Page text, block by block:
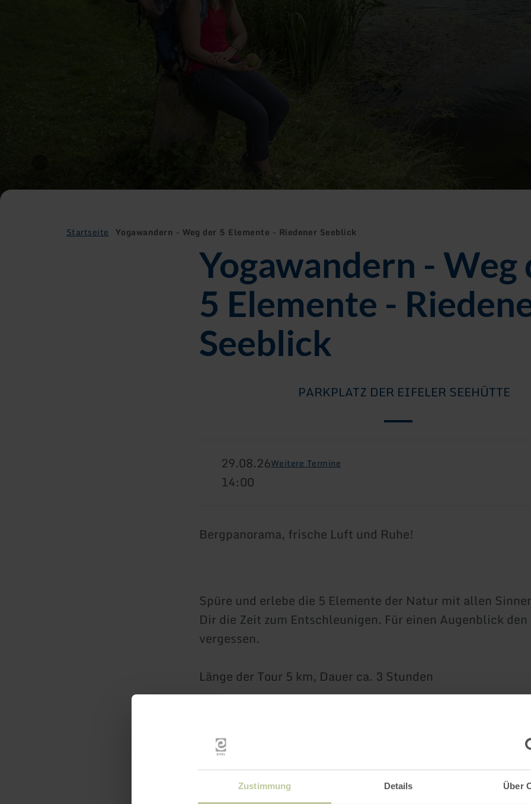
Zustimmung Details Über
Startseite Yogawandern - Weg der 5 Elemente - Riedener Seeblick
Yogawandern - Weg
5 Elemente -
Seeblick
PARKPLATZ DER EIFELER SEEHÜTTE
29.08.26Weitere Termine
14:00
Bergpanorama, frische Luft und Ruhe!
Spüre und erlebe die 5 Elemente der Natur mit allen
Dir die Zeit zum Entschleunigen. Für einen Augenblick
vergessen.
Länge der Tour 5 km, Dauer ca. 3 Stunden
Anmeldung bei Frau Dajana Welsch, Tel. 01520/6330956